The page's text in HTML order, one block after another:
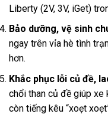
Liberty (2V, 3V, iGet)
Bảo dưỡng, vệ sinh
ngay trên vỉa hè tình
hơn.
Khắc phục lỗi củ đề,
chổi than củ đề giúp xe
còn tiếng kêu “xoẹt